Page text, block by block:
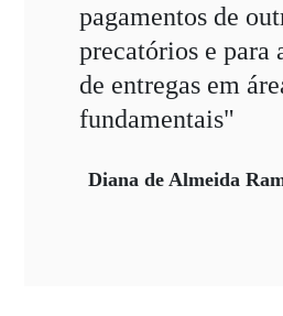
pagamentos de
precatórios e para
de entregas em
fundamentais"
Diana de Almeida